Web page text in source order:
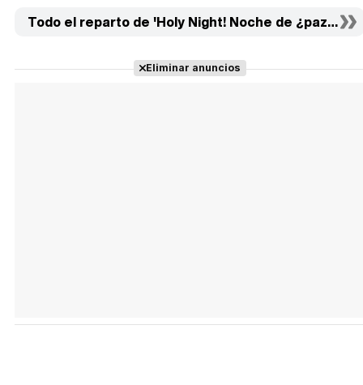
Todo el reparto de 'Holy Night! Noche de ¿paz?' (10)
Eliminar anuncios